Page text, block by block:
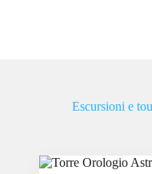
Escursioni e